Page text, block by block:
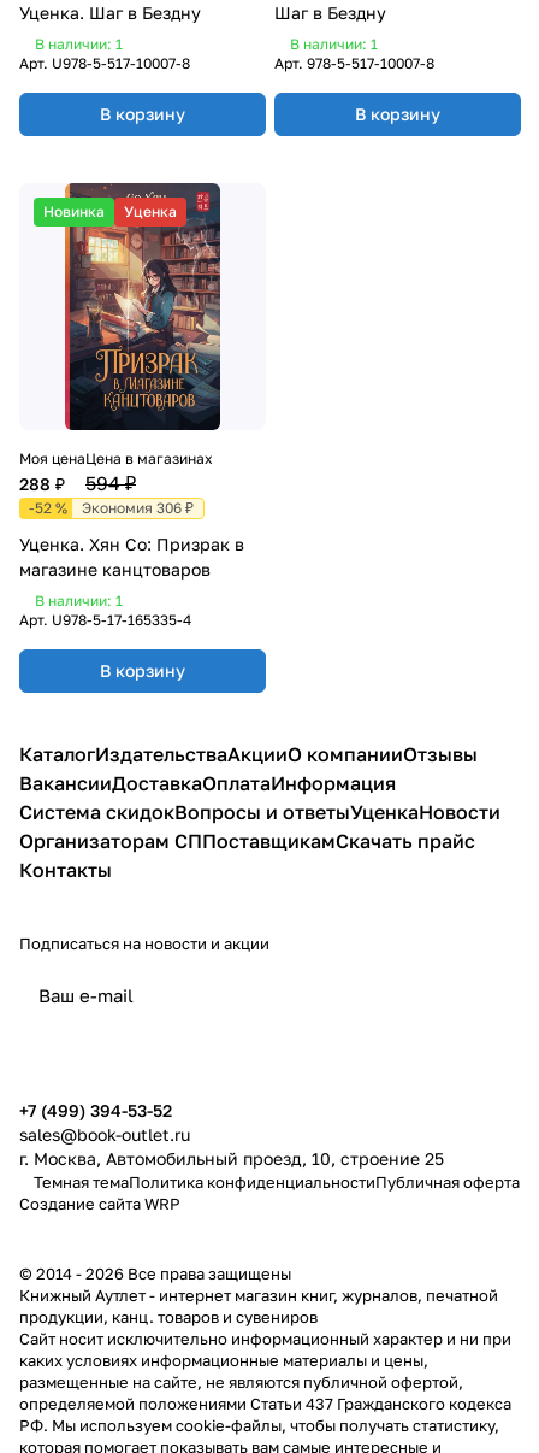
Уценка. Шаг в Бездну
В наличии: 1
Арт. U978-5-517-10007-8
В корзину
Шаг в Бездну
В наличии: 1
Арт. 978-5-517-10007-8
В корзину
Новинка Уценка
Моя цена
288 ₽
Цена в магазинах
594 ₽
-52 % Экономия 306 ₽
Уценка. Хян Со: Призрак в
магазине канцтоваров
В наличии: 1
Арт. U978-5-17-165335-4
В корзину
КаталогИздательстваАкцииО компанииОтзывы
ВакансииДоставкаОплатаИнформация
Система скидокВопросы и ответыУценкаНовости
Организаторам СППоставщикамСкачать прайс
Контакты
Подписаться на новости и акции
+7 (499) 394-53-52
sales@book-outlet.ru
г. Москва, Автомобильный проезд, 10, строение 25
Темная темаПолитика конфиденциальностиПубличная оферта
Создание сайтаWRP
© 2014 - 2026 Все права защищены
Книжный Аутлет - интернет магазин книг, журналов, печатной
продукции, канц. товаров и сувениров
Cайт носит исключительно информационный характер и ни при
каких условиях информационные материалы и цены,
размещенные на сайте, не являются публичной офертой,
определяемой положениями Статьи 437 Гражданского кодекса
РФ. Мы используем cookie-файлы, чтобы получать статистику,
которая помогает показывать вам самые интересные и